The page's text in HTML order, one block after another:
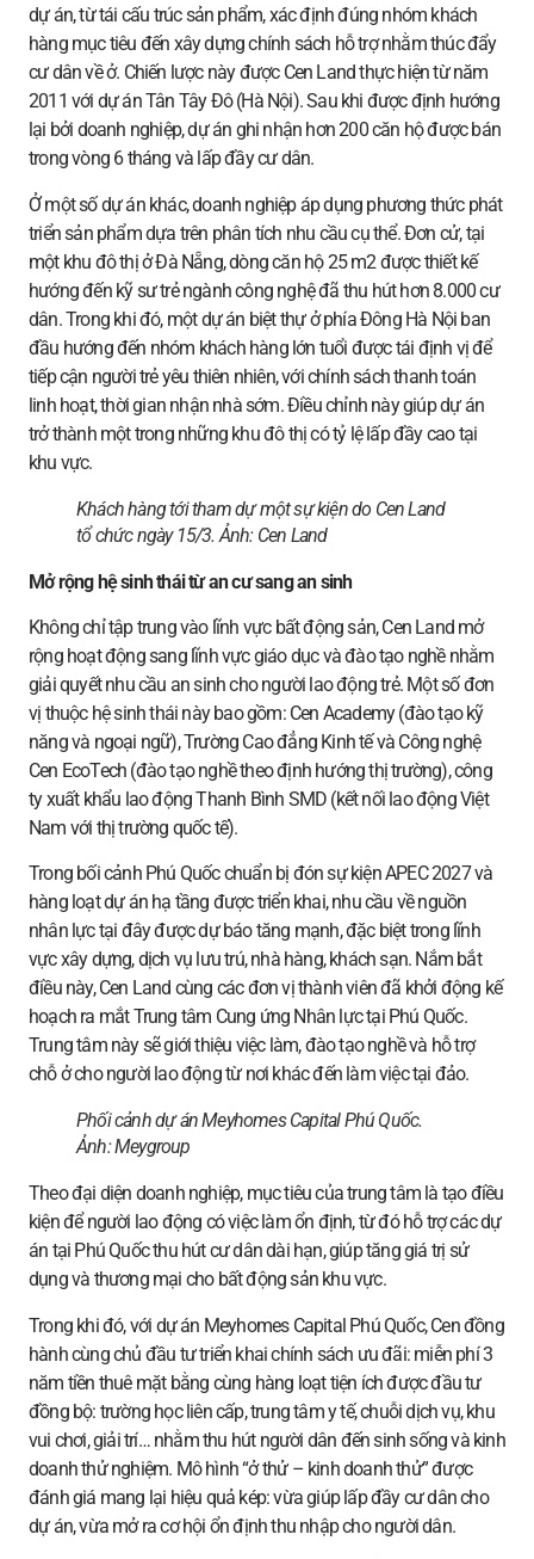
dự án, từ tái cấu trúc sản phẩm, xác định đúng nhóm khách
hàng mục tiêu đến xây dựng chính sách hỗ trợ nhằm thúc đẩy
cư dân về ở. Chiến lược này được Cen Land thực hiện từ năm
2011 với dự án Tân Tây Đô (Hà Nội). Sau khi được định hướng
lại bởi doanh nghiệp, dự án ghi nhận hơn 200 căn hộ được bán
trong vòng 6 tháng và lấp đầy cư dân.
Ở một số dự án khác, doanh nghiệp áp dụng phương thức phát
triển sản phẩm dựa trên phân tích nhu cầu cụ thể. Đơn cử, tại
một khu đô thị ở Đà Nẵng, dòng căn hộ 25 m2 được thiết kế
hướng đến kỹ sư trẻ ngành công nghệ đã thu hút hơn 8.000 cư
dân. Trong khi đó, một dự án biệt thự ở phía Đông Hà Nội ban
đầu hướng đến nhóm khách hàng lớn tuổi được tái định vị để
tiếp cận người trẻ yêu thiên nhiên, với chính sách thanh toán
linh hoạt, thời gian nhận nhà sớm. Điều chỉnh này giúp dự án
trở thành một trong những khu đô thị có tỷ lệ lấp đầy cao tại
khu vực.
Khách hàng tới tham dự một sự kiện do Cen Land
tổ chức ngày 15/3. Ảnh: Cen Land
Mở rộng hệ sinh thái từ an cư sang an sinh
Không chỉ tập trung vào lĩnh vực bất động sản, Cen Land mở
rộng hoạt động sang lĩnh vực giáo dục và đào tạo nghề nhằm
giải quyết nhu cầu an sinh cho người lao động trẻ. Một số đơn
vị thuộc hệ sinh thái này bao gồm: Cen Academy (đào tạo kỹ
năng và ngoại ngữ), Trường Cao đẳng Kinh tế và Công nghệ
Cen EcoTech (đào tạo nghề theo định hướng thị trường), công
ty xuất khẩu lao động Thanh Bình SMD (kết nối lao động Việt
Nam với thị trường quốc tế).
Trong bối cảnh Phú Quốc chuẩn bị đón sự kiện APEC 2027 và
hàng loạt dự án hạ tầng được triển khai, nhu cầu về nguồn
nhân lực tại đây được dự báo tăng mạnh, đặc biệt trong lĩnh
vực xây dựng, dịch vụ lưu trú, nhà hàng, khách sạn. Nắm bắt
điều này, Cen Land cùng các đơn vị thành viên đã khởi động kế
hoạch ra mắt Trung tâm Cung ứng Nhân lực tại Phú Quốc.
Trung tâm này sẽ giới thiệu việc làm, đào tạo nghề và hỗ trợ
chỗ ở cho người lao động từ nơi khác đến làm việc tại đảo.
Phối cảnh dự án Meyhomes Capital Phú Quốc.
Ảnh:Meygroup
Theo đại diện doanh nghiệp, mục tiêu của trung tâm là tạo điều
kiện để người lao động có việc làm ổn định, từ đó hỗ trợ các dự
án tại Phú Quốc thu hút cư dân dài hạn, giúp tăng giá trị sử
dụng và thương mại cho bất động sản khu vực.
Trong khi đó, với dự án Meyhomes Capital Phú Quốc, Cen đồng
hành cùng chủ đầu tư triển khai chính sách ưu đãi: miễn phí 3
năm tiền thuê mặt bằng cùng hàng loạt tiện ích được đầu tư
đồng bộ: trường học liên cấp, trung tâm y tế, chuỗi dịch vụ, khu
vui chơi, giải trí… nhằm thu hút người dân đến sinh sống và kinh
doanh thử nghiệm. Mô hình “ở thử – kinh doanh thử” được
đánh giá mang lại hiệu quả kép: vừa giúp lấp đầy cư dân cho
dự án, vừa mở ra cơ hội ổn định thu nhập cho người dân.